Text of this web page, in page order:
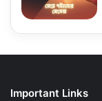
Important Links